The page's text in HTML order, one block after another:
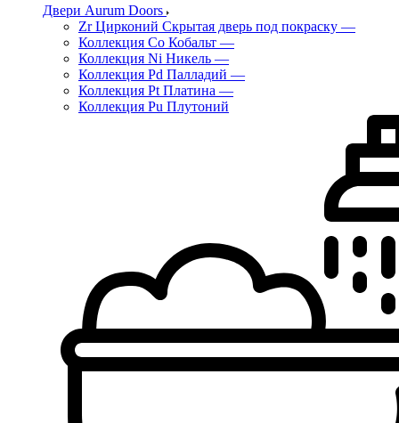
Двери Aurum Doors
Zr Цирконий Скрытая дверь под покраску —
Коллекция Co Кобальт —
Коллекция Ni Никель —
Коллекция Pd Палладий —
Коллекция Pt Платина —
Коллекция Pu Плутоний